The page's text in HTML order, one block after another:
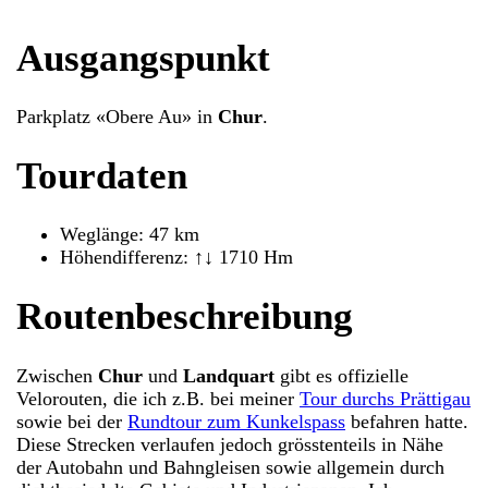
Ausgangspunkt
Parkplatz «Obere Au» inChur.
Tourdaten
Weglänge: 47 km
Höhendifferenz: ↑↓ 1710 Hm
Routenbeschreibung
ZwischenChur undLandquart gibt es offizielle
Velorouten, die ich z.B. bei meinerTour durchs Prättigau
sowie bei derRundtour zum Kunkelspass befahren hatte.
Diese Strecken verlaufen jedoch grösstenteils in Nähe
der Autobahn und Bahngleisen sowie allgemein durch